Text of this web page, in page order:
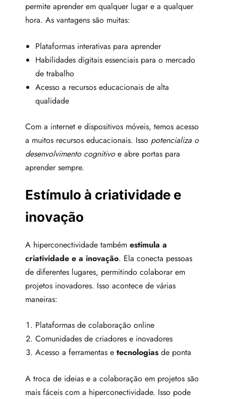
permite aprender em qualquer lugar e a qualquer
hora. As vantagens são muitas:
Plataformas interativas para aprender
Habilidades digitais essenciais para o mercado
de trabalho
Acesso a recursos educacionais de alta
qualidade
Com a internet e dispositivos móveis, temos acesso
a muitos recursos educacionais. Isso potencializa o
desenvolvimento cognitivoe abre portas para
aprender sempre.
Estímulo à criatividade e
inovação
A hiperconectividade também estimula a
criatividade e a inovação. Ela conecta pessoas
de diferentes lugares, permitindo colaborar em
projetos inovadores. Isso acontece de várias
maneiras:
Plataformas de colaboração online
Comunidades de criadores e inovadores
Acesso a ferramentas e tecnologias de ponta
A troca de ideias e a colaboração em projetos são
mais fáceis com a hiperconectividade. Isso pode